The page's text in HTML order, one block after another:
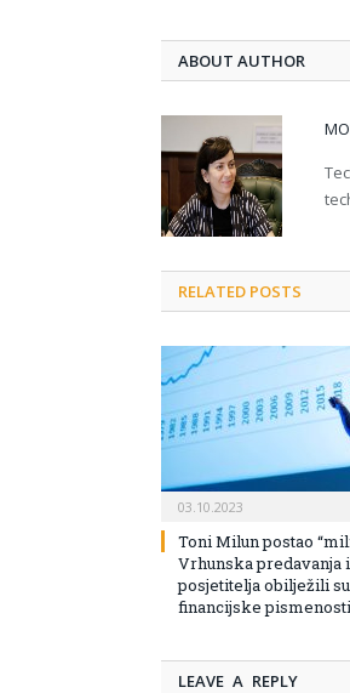
ABOUT AUTHOR
RELATED POSTS
03.10.2023
Toni Milun postao
Vrhunska predavanja i
posjetitelja obilježili
financijske pismenosti
LEAVE A REPLY